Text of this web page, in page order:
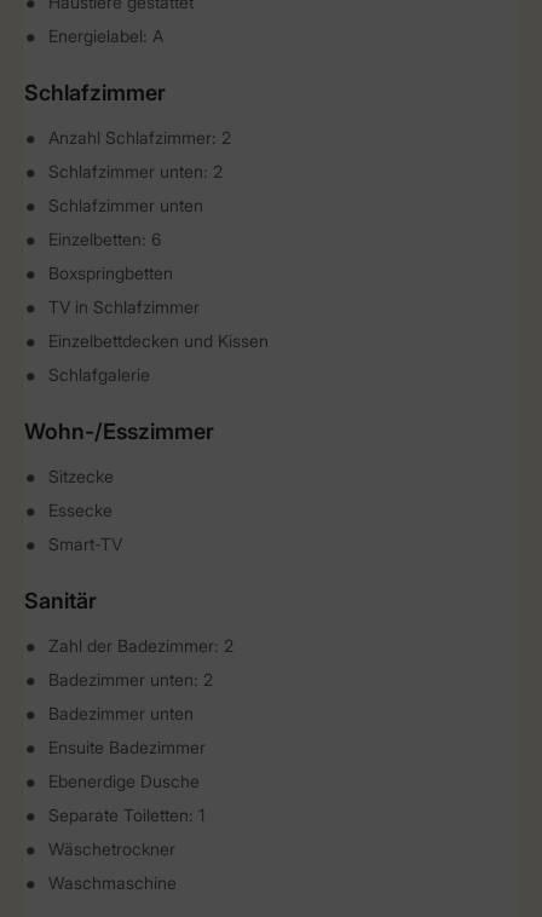
Energielabel: A
Schlafzimmer
Anzahl Schlafzimmer: 2
Schlafzimmer unten: 2
Schlafzimmer unten
Einzelbetten: 6
Boxspringbetten
TV in Schlafzimmer
Einzelbettdecken und Kissen
Schlafgalerie
Wohn-/Esszimmer
Sitzecke
Essecke
Smart-TV
Sanitär
Zahl der Badezimmer: 2
Badezimmer unten: 2
Badezimmer unten
Ensuite Badezimmer
Ebenerdige Dusche
Separate Toiletten: 1
Wäschetrockner
Waschmaschine